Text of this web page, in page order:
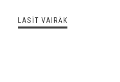
LASĪT VAIRĀK